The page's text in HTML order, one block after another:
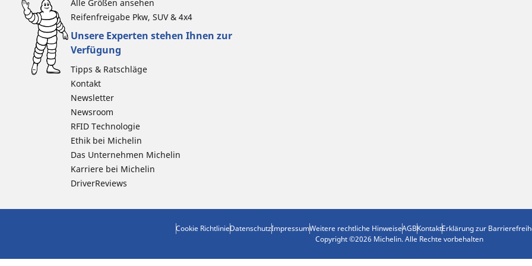
Alle Größen ansehen
Reifenfreigabe Pkw, SUV & 4x4
Unsere Experten stehen Ihnen zur
Verfügung
Tipps & Ratschläge
Kontakt
Newsletter
Newsroom
RFID Technologie
Ethik bei Michelin
Das Unternehmen Michelin
Karriere bei Michelin
DriverReviews
Cookie RichtlinieDatenschutzImpressumWeitere rechtliche HinweiseAGBKontaktErklärung zur
Copyright ©2026 Michelin. Alle Rechte vorbehalten